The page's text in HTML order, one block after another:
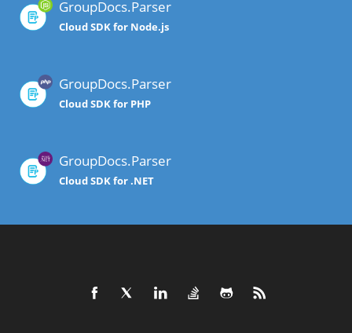
GroupDocs.Parser
Cloud SDK for Node.js
GroupDocs.Parser
Cloud SDK for PHP
GroupDocs.Parser
Cloud SDK for .NET